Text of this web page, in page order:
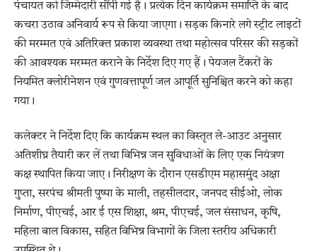
पंचायत को जिम्मेदारी सौंपी गई है। प्रत्येक दिन कार्यक्रम समाप्ति के बाद
कचरा उठाव अनिवार्य रूप से किया जाएगा। सड़क किनारे लगे स्ट्रीट लाइटों
की मरम्मत एवं अतिरिक्त प्रकाश व्यवस्था तथा महोत्सव परिसर की सड़कों
की आवश्यक मरम्मत कराने के निर्देश दिए गए हैं। पेयजल टैंकरों के
नियमित क्लोरीनेशन एवं गुणवत्तापूर्ण जल आपूर्ति सुनिश्चित करने को कहा
गया।
कलेक्टर ने निर्देश दिए कि कार्यक्रम स्थल का विस्तृत ले-आउट अनुसार
अतिशीघ्र तैयारी कर लें तथा विभिन्न जन सुविधाओं के लिए एक नियंत्रण
कक्ष स्थापित किया जाए। निरीक्षण के दौरान एसडीएम महासमुंद अक्षा
गुप्ता, सरपंच श्रीमती पुष्पा के माली, तहसीलदार, जनपद सीईओ, लोक
निर्माण, पीएचई, आर ई एस शिक्षा, श्रम, पीएचई, जल संसाधन, कृषि,
महिला बाल विकास, सहित विभिन्न विभागों के जिला स्तरीय अधिकारी